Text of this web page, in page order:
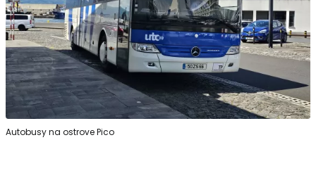
Autobusy na ostrove Pico